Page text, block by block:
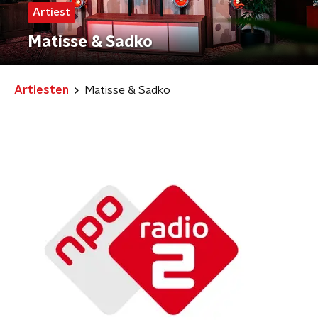
Artiest
Matisse & Sadko
Artiesten Matisse & Sadko